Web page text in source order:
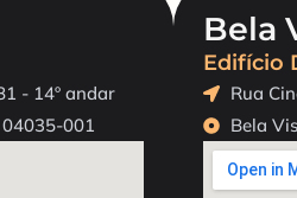
- 14º andar
001
Bela
Edifício
Rua
Bela